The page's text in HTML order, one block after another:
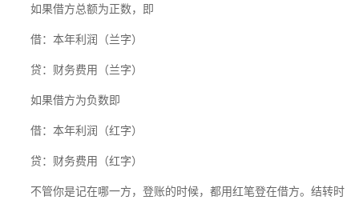
如果借方总额为正数，即
借：本年利润（兰字）
贷：财务费用（兰字）
如果借方为负数即
借：本年利润（红字）
贷：财务费用（红字）
不管你是记在哪一方，登账的时候，都用红笔登在借方。结转时